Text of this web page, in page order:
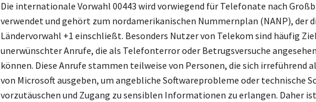
Die internationale Vorwahl 00443 wird vorwiegend für Telefonate nach
verwendet und gehört zum nordamerikanischen Nummernplan (NANP), der
Ländervorwahl +1 einschließt. Besonders Nutzer von Telekom sind häufig Ziel
unerwünschter Anrufe, die als Telefonterror oder Betrugsversuche
können. Diese Anrufe stammen teilweise von Personen, die sich irreführend
von Microsoft ausgeben, um angebliche Softwareprobleme oder technische
vorzutäuschen und Zugang zu sensiblen Informationen zu erlangen. Daher